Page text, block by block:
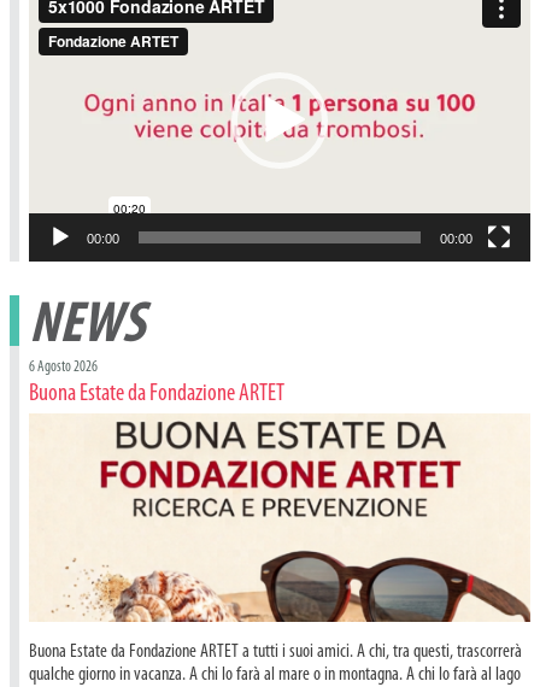
Player
00:00 00:00
NEWS
6 Agosto 2026
Buona Estate da Fondazione ARTET
Buona Estate da Fondazione ARTET a tutti i suoi amici. A chi, tra questi, trascorrerà
qualche giorno in vacanza. A chi lo farà al mare o in montagna. A chi lo farà al lago